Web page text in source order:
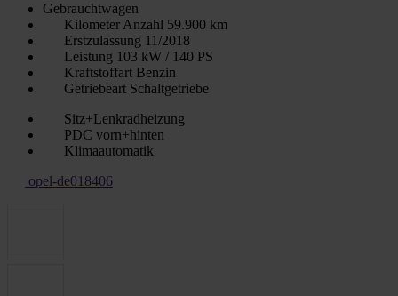
Gebrauchtwagen
Kilometer Anzahl 59.900 km
Erstzulassung 11/2018
Leistung 103 kW / 140 PS
Kraftstoffart Benzin
Getriebeart Schaltgetriebe
Sitz+Lenkradheizung
PDC vorn+hinten
Klimaautomatik
opel-de018406